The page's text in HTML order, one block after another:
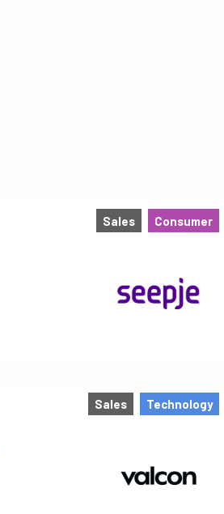
Sales Consumer
Sales Technology